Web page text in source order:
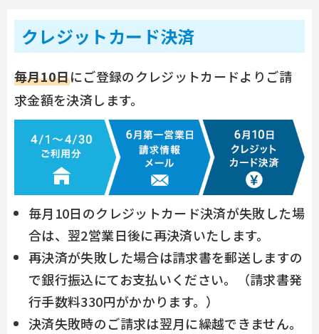
クレジットカード決済
毎月10日にご登録のクレジットカードよりご請
求金額を決済します。
毎月10日のクレジットカード決済が失敗した場
合は、翌2営業日後に再決済いたします。
再決済が失敗した場合は請求書を郵送しますの
で銀行振込にてお支払いください。
（請求書発
行手数料330円がかかります。）
決済失敗時のご請求は翌月に繰越できません。